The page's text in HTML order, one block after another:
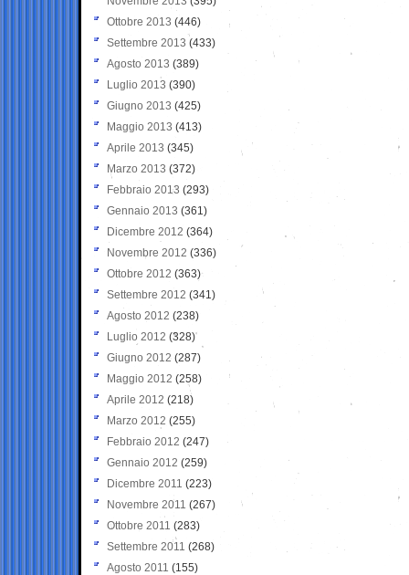
Ottobre 2013 (446)
Settembre 2013 (433)
Agosto 2013 (389)
Luglio 2013 (390)
Giugno 2013 (425)
Maggio 2013 (413)
Aprile 2013 (345)
Marzo 2013 (372)
Febbraio 2013 (293)
Gennaio 2013 (361)
Dicembre 2012 (364)
Novembre 2012 (336)
Ottobre 2012 (363)
Settembre 2012 (341)
Agosto 2012 (238)
Luglio 2012 (328)
Giugno 2012 (287)
Maggio 2012 (258)
Aprile 2012 (218)
Marzo 2012 (255)
Febbraio 2012 (247)
Gennaio 2012 (259)
Dicembre 2011 (223)
Novembre 2011 (267)
Ottobre 2011 (283)
Settembre 2011 (268)
Agosto 2011 (155)